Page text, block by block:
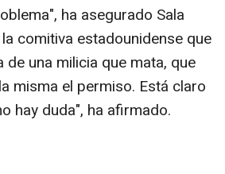
ha asegurado Sala
comitiva estadounidense que
una milicia que mata, que
misma el permiso. Está claro
hay duda", ha afirmado.